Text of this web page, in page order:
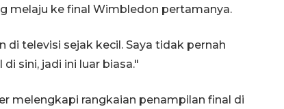
melaju ke final Wimbledon pertamanya.
televisi sejak kecil. Saya tidak pernah
sini, jadi ini luar biasa."
melengkapi rangkaian penampilan final di